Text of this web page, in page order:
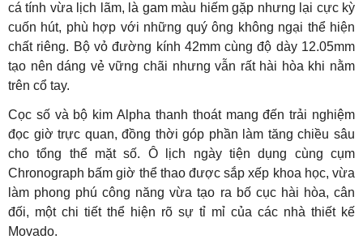
cá tính vừa lịch lãm, là gam màu hiếm gặp nhưng lại cực kỳ
cuốn hút, phù hợp với những quý ông không ngại thể hiện
chất riêng. Bộ vỏ đường kính 42mm cùng độ dày 12.05mm
tạo nên dáng vẻ vững chãi nhưng vẫn rất hài hòa khi nằm
trên cổ tay.
Cọc số và bộ kim Alpha thanh thoát mang đến trải nghiệm
đọc giờ trực quan, đồng thời góp phần làm tăng chiều sâu
cho tổng thể mặt số. Ô lịch ngày tiện dụng cùng cụm
Chronograph bấm giờ thể thao được sắp xếp khoa học, vừa
làm phong phú công năng vừa tạo ra bố cục hài hòa, cân
đối, một chi tiết thể hiện rõ sự tỉ mỉ của các nhà thiết kế
Movado.